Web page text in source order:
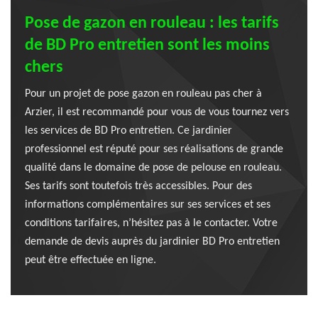
Pose de gazon en rouleau : les tarifs
de BD Pro entretien sont les moins
chers
Pour un projet de pose gazon en rouleau pas cher à
Arzier, il est recommandé pour vous de vous tournez vers
les services de BD Pro entretien. Ce jardinier
professionnel est réputé pour ses réalisations de grande
qualité dans le domaine de pose de pelouse en rouleau.
Ses tarifs sont toutefois très accessibles. Pour des
informations complémentaires sur ses services et ses
conditions tarifaires, n’hésitez pas à le contacter. Votre
demande de devis auprès du jardinier BD Pro entretien
peut être effectuée en ligne.